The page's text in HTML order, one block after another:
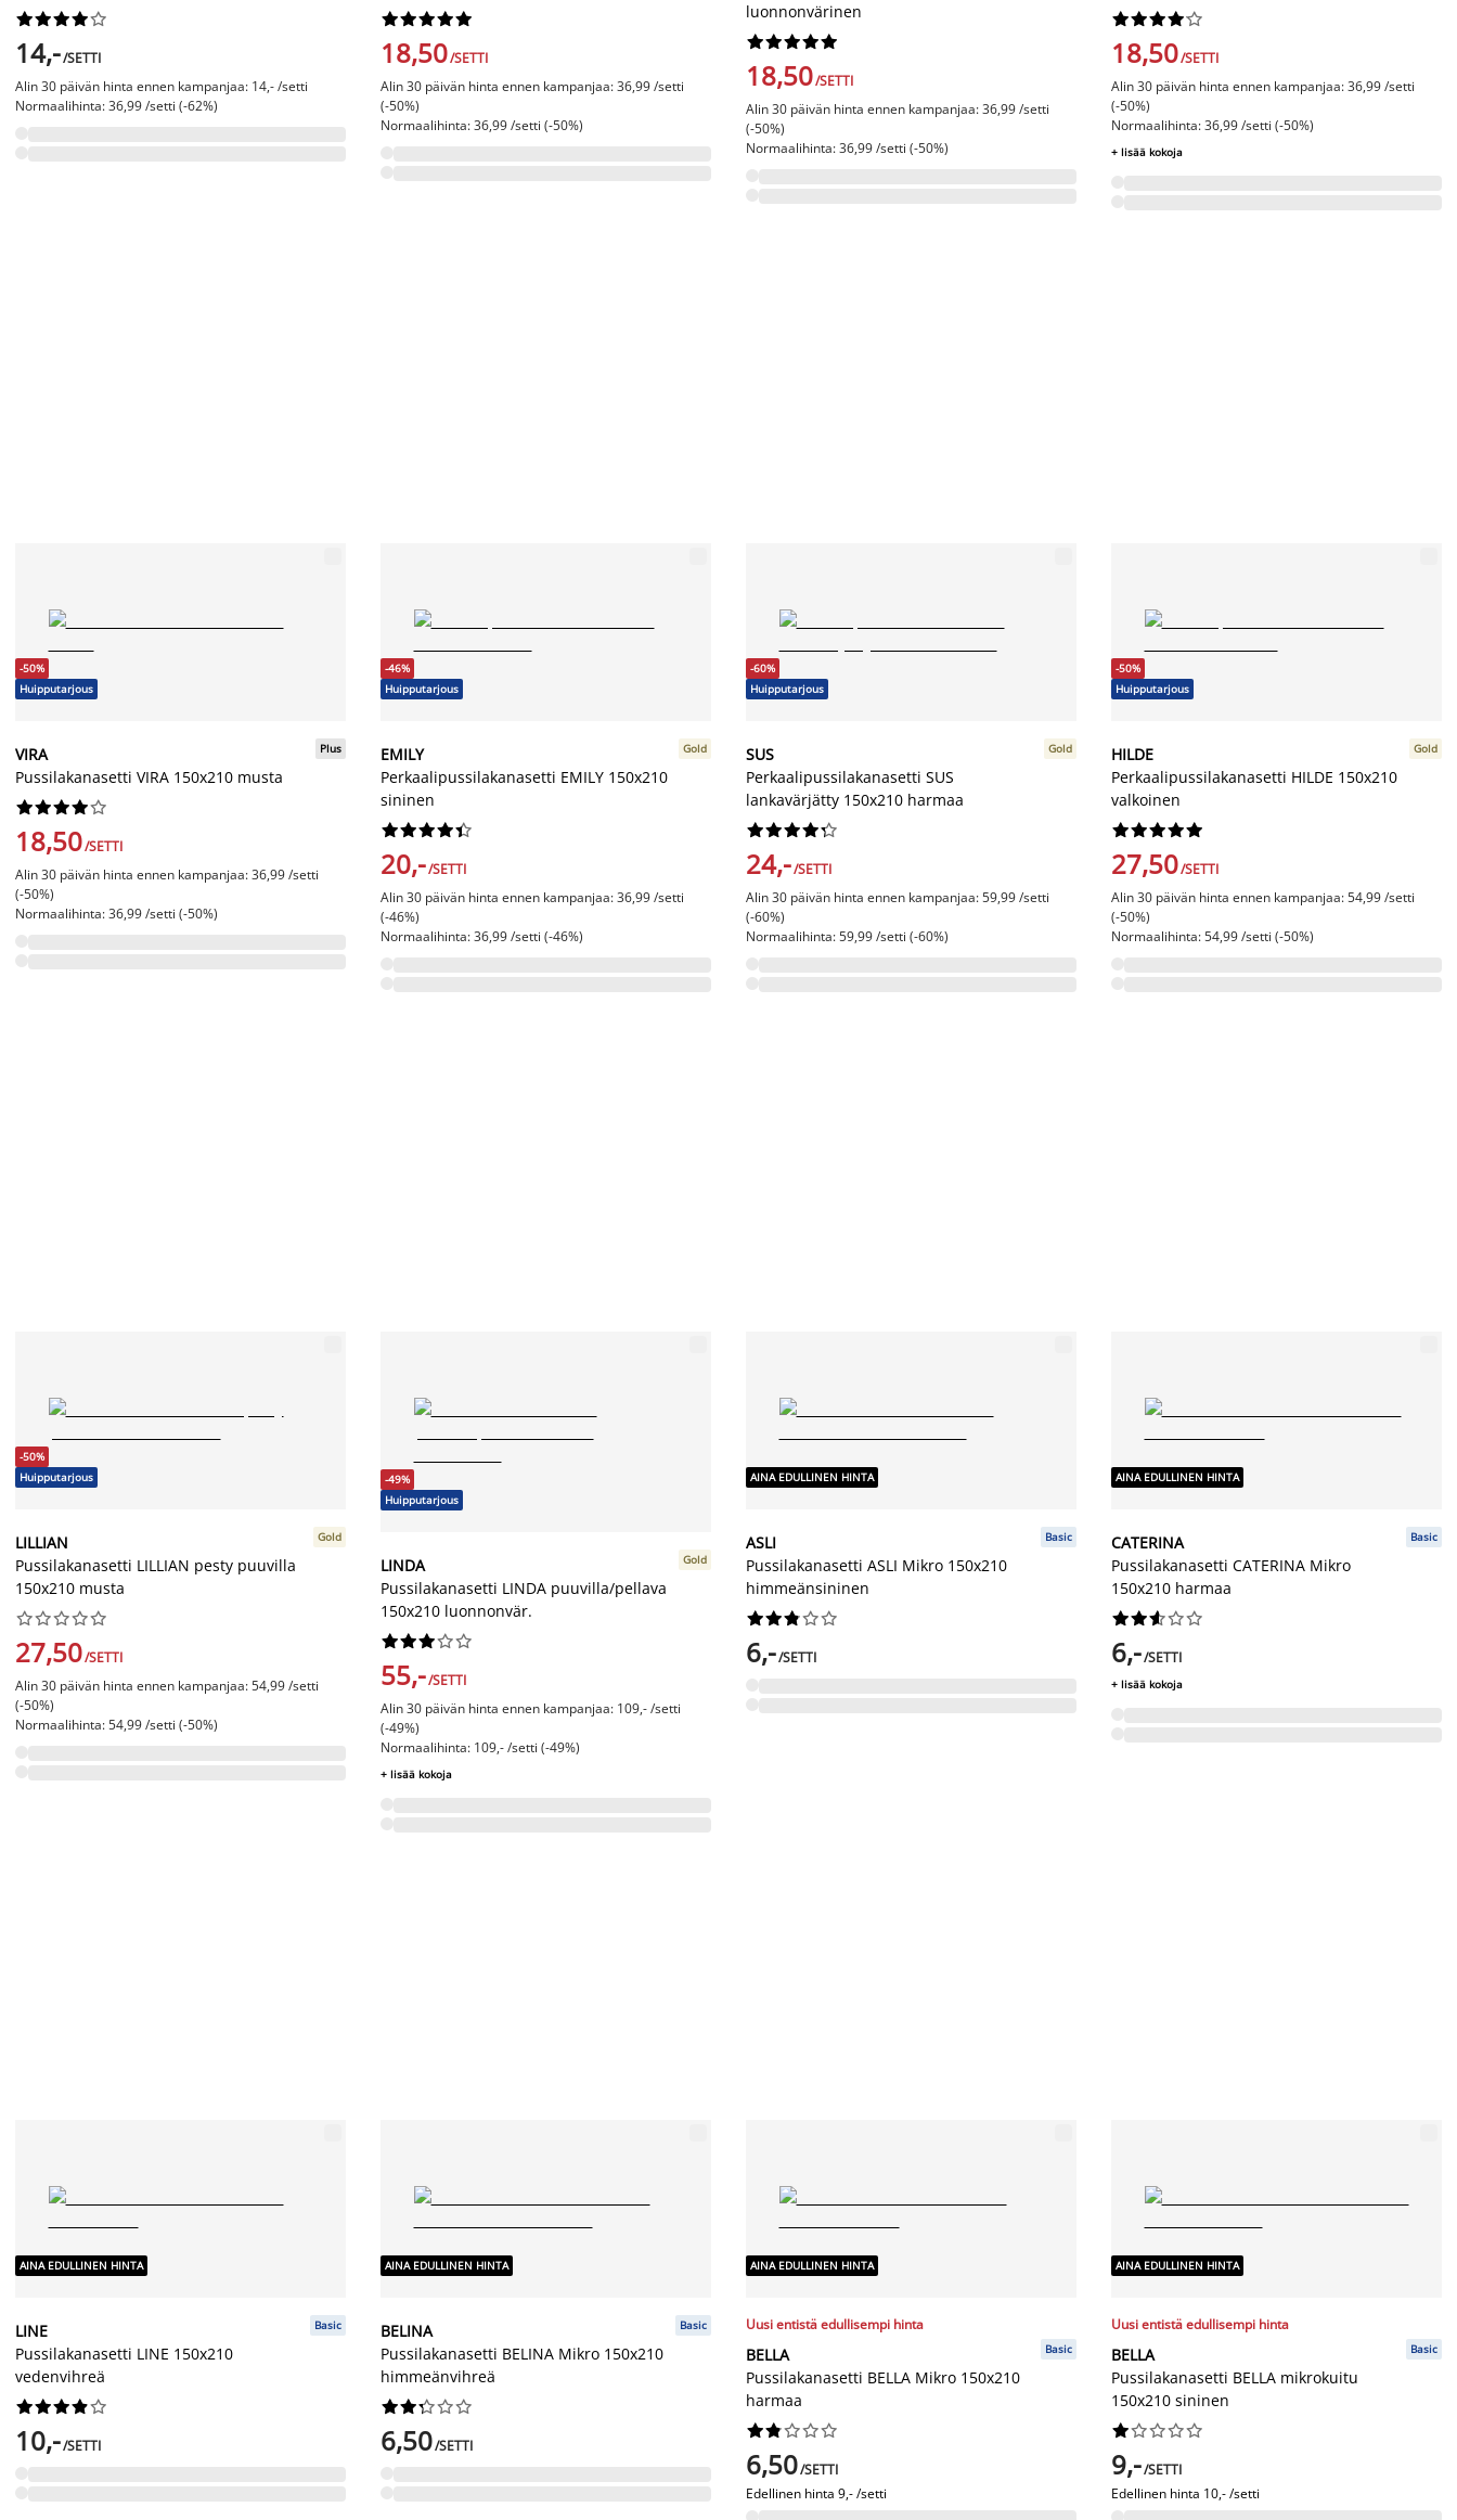






14,-/SETTI
Alin 30 päivän hinta ennen kampanjaa: 14,- /setti
Normaalihinta: 36,99 /setti (-62%)






18,50/SETTI
Alin 30 päivän hinta ennen kampanjaa: 36,99 /setti
(-50%)
Normaalihinta: 36,99 /setti (-50%)
luonnonvärinen






18,50/SETTI
Alin 30 päivän hinta ennen kampanjaa: 36,99 /setti
(-50%)
Normaalihinta: 36,99 /setti (-50%)






18,50/SETTI
Alin 30 päivän hinta ennen kampanjaa: 36,99 /setti
(-50%)
Normaalihinta: 36,99 /setti (-50%)
+ lisää kokoja
-50%
Huipputarjous
VIRA
Pussilakanasetti VIRA 150x210 musta
Plus






18,50/SETTI
Alin 30 päivän hinta ennen kampanjaa: 36,99 /setti
(-50%)
Normaalihinta: 36,99 /setti (-50%)
-46%
Huipputarjous
EMILY
Perkaalipussilakanasetti EMILY 150x210
sininen
Gold






20,-/SETTI
Alin 30 päivän hinta ennen kampanjaa: 36,99 /setti
(-46%)
Normaalihinta: 36,99 /setti (-46%)
-60%
Huipputarjous
SUS
Perkaalipussilakanasetti SUS
lankavärjätty 150x210 harmaa
Gold






24,-/SETTI
Alin 30 päivän hinta ennen kampanjaa: 59,99 /setti
(-60%)
Normaalihinta: 59,99 /setti (-60%)
-50%
Huipputarjous
HILDE
Perkaalipussilakanasetti HILDE 150x210
valkoinen
Gold






27,50/SETTI
Alin 30 päivän hinta ennen kampanjaa: 54,99 /setti
(-50%)
Normaalihinta: 54,99 /setti (-50%)
-50%
Huipputarjous
LILLIAN
Pussilakanasetti LILLIAN pesty puuvilla
150x210 musta
Gold






27,50/SETTI
Alin 30 päivän hinta ennen kampanjaa: 54,99 /setti
(-50%)
Normaalihinta: 54,99 /setti (-50%)
-49%
Huipputarjous
LINDA
Pussilakanasetti LINDA puuvilla/pellava
150x210 luonnonvär.
Gold






55,-/SETTI
Alin 30 päivän hinta ennen kampanjaa: 109,- /setti
(-49%)
Normaalihinta: 109,- /setti (-49%)
+ lisää kokoja
AINA EDULLINEN HINTA
ASLI
Pussilakanasetti ASLI Mikro 150x210
himmeänsininen
Basic






6,-/SETTI
AINA EDULLINEN HINTA
CATERINA
Pussilakanasetti CATERINA Mikro
150x210 harmaa
Basic






6,-/SETTI
+ lisää kokoja
AINA EDULLINEN HINTA
LINE
Pussilakanasetti LINE 150x210
vedenvihreä
Basic






10,-/SETTI
AINA EDULLINEN HINTA
BELINA
Pussilakanasetti BELINA Mikro 150x210
himmeänvihreä
Basic






6,50/SETTI
AINA EDULLINEN HINTA
Uusi entistä edullisempi hinta
BELLA
Pussilakanasetti BELLA Mikro 150x210
harmaa
Basic






6,50/SETTI
Edellinen hinta 9,- /setti
AINA EDULLINEN HINTA
Uusi entistä edullisempi hinta
BELLA
Pussilakanasetti BELLA mikrokuitu
150x210 sininen
Basic






9,-/SETTI
Edellinen hinta 10,- /setti